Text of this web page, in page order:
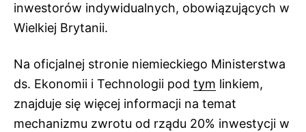
inwestorów indywidualnych, obowiązujących w
Wielkiej Brytanii.
Na oficjalnej stronie niemieckiego Ministerstwa
ds. Ekonomii i Technologii pod tym linkiem,
znajduje się więcej informacji na temat
mechanizmu zwrotu od rządu 20% inwestycji w